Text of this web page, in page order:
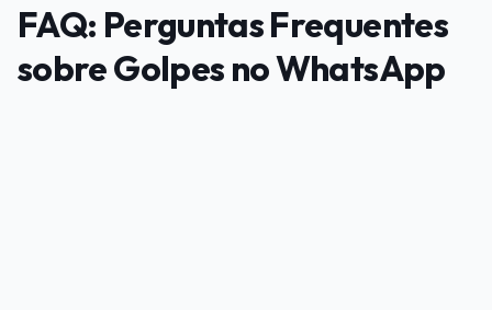
FAQ: Perguntas Frequentes
sobre Golpes no WhatsApp